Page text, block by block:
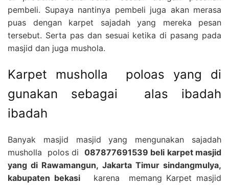
pembeli. Supaya nantinya pembeli juga akan merasa
puas dengan karpet sajadah yang mereka pesan
tersebut. Serta pas dan sesuai ketika di pasang pada
masjid dan juga mushola.
Karpet musholla poloas yang di
gunakan sebagai alas ibadah
ibadah
Banyak masjid masjid yang mengunakan sajadah
musholla polos di 087877691539 beli karpet masjid
yang di Rawamangun, Jakarta Timur sindangmulya,
kabupaten bekasikarena memang Karpet masjid